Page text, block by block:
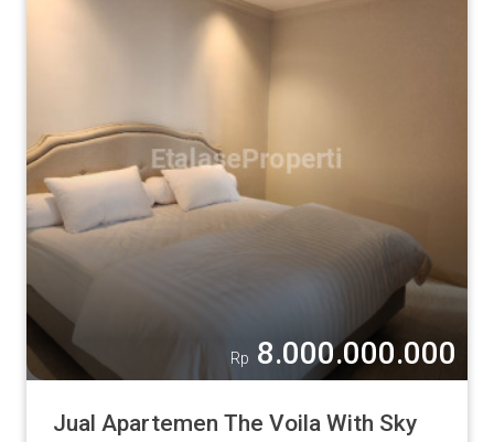
Rp 8.000.000.000
Jual Apartemen The Voila With Sky